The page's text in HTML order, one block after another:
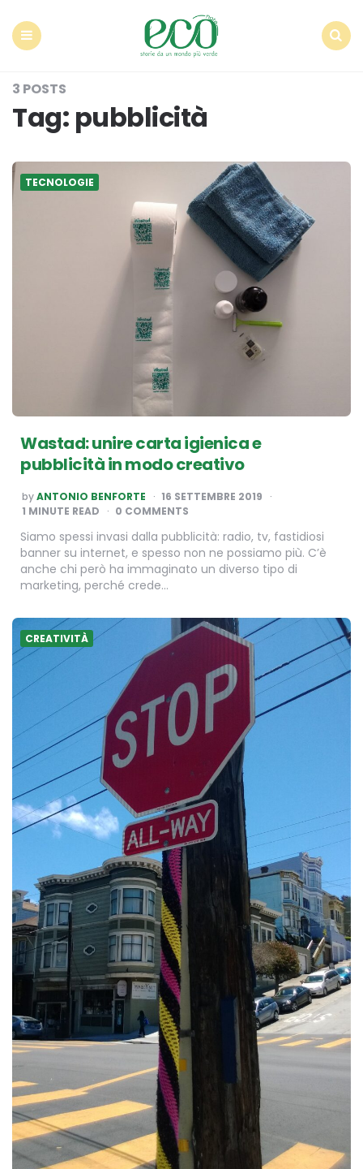
3 POSTS
Tag: pubblicità
TECNOLOGIE
Wastad: unire carta igienica e
pubblicità in modo creativo
POSTED
BY
byANTONIO BENFORTE
16 SETTEMBRE 2019
1 MINUTE READ 0 COMMENTS
Siamo spessi invasi dalla pubblicità: radio, tv, fastidiosi
banner su internet, e spesso non ne possiamo più. C’è
anche chi però ha immaginato un diverso tipo di
marketing, perché crede…
CREATIVITÀ